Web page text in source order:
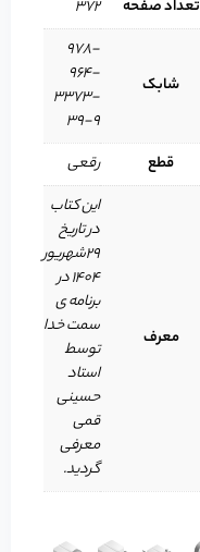
تعداد صفحه
372
شابک
978-
964-
3373-
39-9
قطع
رقعی
معرف
این کتاب
در تاریخ
29شهریور
1404 در
برنامه ی
سمت خدا
توسط
استاد
حسینی
قمی
معرفی
گردید.